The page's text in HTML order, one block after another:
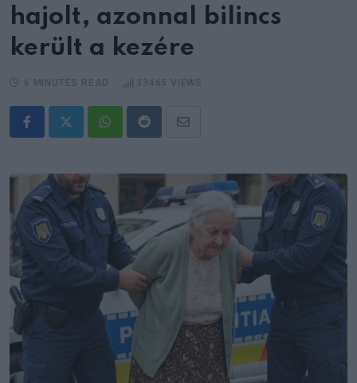
hajolt, azonnal bilincs
került a kezére
WhatsappRedditShare
Email